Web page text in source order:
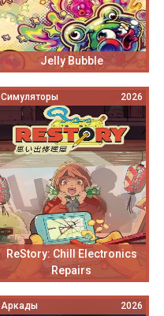
Jelly Bubble
Симуляторы 2026
ReStory: Chill Electronics
Repairs
Аркады 2026